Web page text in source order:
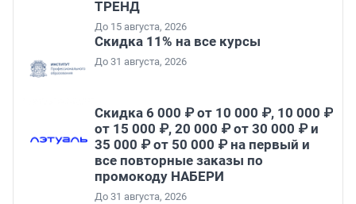
ТРЕНД
До 15 августа, 2026
Скидка 11% на все курсы
До 31 августа, 2026
Скидка 6 000 ₽ от 10 000 ₽, 10 000 ₽
от 15 000 ₽, 20 000 ₽ от 30 000 ₽ и
35 000 ₽ от 50 000 ₽ на первый и
все повторные заказы по
промокоду НАБЕРИ
До 31 августа, 2026